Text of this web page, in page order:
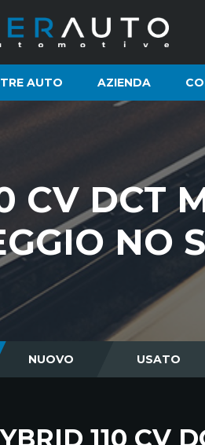
AUTO AZIENDA
CV DCT
NO
NUOVO USATO
110 CV